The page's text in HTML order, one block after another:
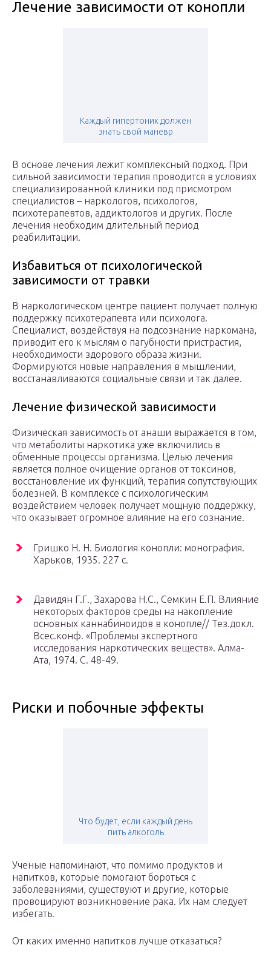
Лечение зависимости от конопли
Каждый гипертоник должен
знать свой маневр
В основе лечения лежит комплексный подход. При
сильной зависимости терапия проводится в условиях
специализированной клиники под присмотром
специалистов – наркологов, психологов,
психотерапевтов, аддиктологов и других. После
лечения необходим длительный период
реабилитации.
Избавиться от психологической
зависимости от травки
В наркологическом центре пациент получает полную
поддержку психотерапевта или психолога.
Специалист, воздействуя на подсознание наркомана,
приводит его к мыслям о пагубности пристрастия,
необходимости здорового образа жизни.
Формируются новые направления в мышлении,
восстанавливаются социальные связи и так далее.
Лечение физической зависимости
Физическая зависимость от анаши выражается в том,
что метаболиты наркотика уже включились в
обменные процессы организма. Целью лечения
является полное очищение органов от токсинов,
восстановление их функций, терапия сопутствующих
болезней. В комплексе с психологическим
воздействием человек получает мощную поддержку,
что оказывает огромное влияние на его сознание.
Гришко Н. Н. Биология конопли: монография.
Харьков, 1935. 227 с.
Давидян Г.Г., Захарова Н.С., Семкин Е.П. Влияние
некоторых факторов среды на накопление
основных каннабиноидов в конопле// Тез.докл.
Всес.конф. «Проблемы экспертного
исследования наркотических веществ». Алма-
Ата, 1974. С. 48-49.
Риски и побочные эффекты
Что будет, если каждый день
пить алкоголь
Ученые напоминают, что помимо продуктов и
напитков, которые помогают бороться с
заболеваниями, существуют и другие, которые
провоцируют возникновение рака. Их нам следует
избегать.
От каких именно напитков лучше отказаться?